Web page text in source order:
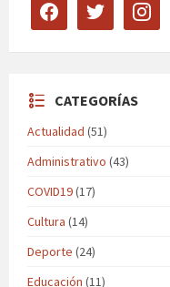
CATEGORÍAS
Actualidad (51)
Administrativo (43)
COVID19(17)
Cultura (14)
Deporte (24)
Educación (11)